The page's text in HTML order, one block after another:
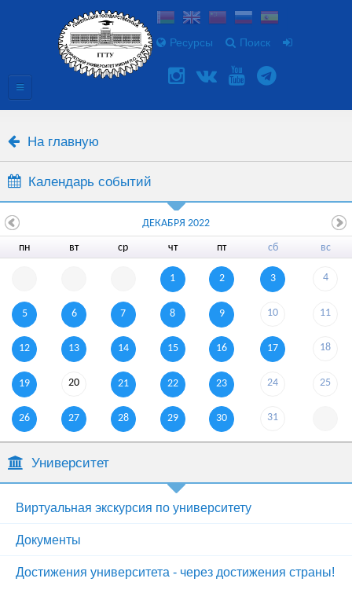
Ресурсы Поиск
На главную
Календарь событий
пн вт ср чт пт сб вс
1 2 3 4
5 6 7 8 9 10 11
12 13 14 15 16 17 18
19 20 21 22 23 24 25
26 27 28 29 30 31
ДЕКАБРЯ 2022
Университет
Виртуальная экскурсия по университету
Документы
Достижения университета - через достижения страны!